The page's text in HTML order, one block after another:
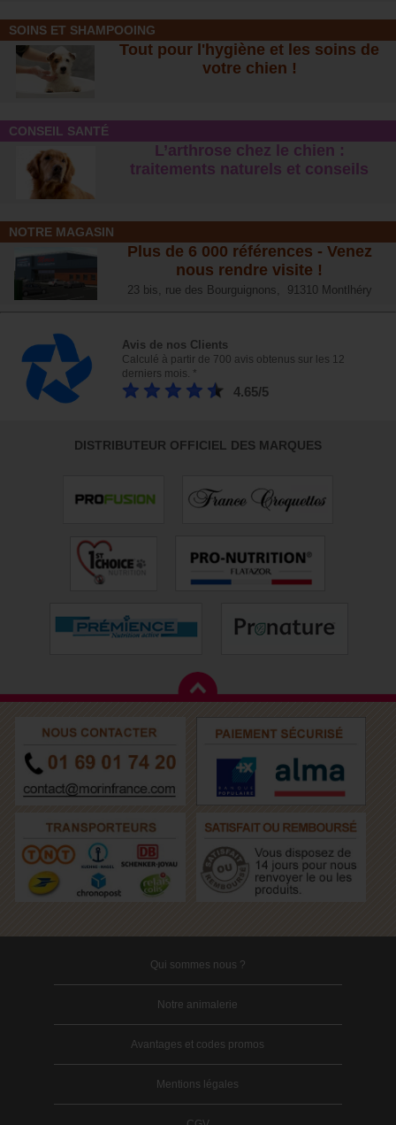
SOINS ET SHAMPOOING
Tout pour l'hygiène et les soins de
votre chien !
CONSEIL SANTÉ
L’arthrose chez le chien :
traitements naturels et conseils
NOTRE MAGASIN
Plus de 6 000 références - Venez
nous rendre visite !
23 bis, rue des Bourguignons, 91310 Montlhéry
Avis de nos Clients
Calculé à partir de 700 avis obtenus sur les 12
derniers mois. *
4.65/5
DISTRIBUTEUR OFFICIEL DES MARQUES
Qui sommes nous ?
Notre animalerie
Avantages et codes promos
Mentions légales